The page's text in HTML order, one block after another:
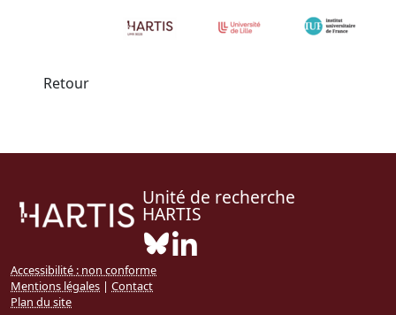
Retour
Unité de recherche
HARTIS
Bluesky ( Nouvelle fenêtre)
Accessibilité : non conforme
Mentions légales | Contact
Plan du site